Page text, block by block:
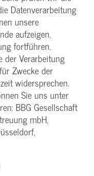
Datenverarbeitung
unsere
aufzeigen,
fortführen.
der Verarbeitung
Zwecke der
widersprechen.
Sie uns unter
BBG Gesellschaft
mbH,